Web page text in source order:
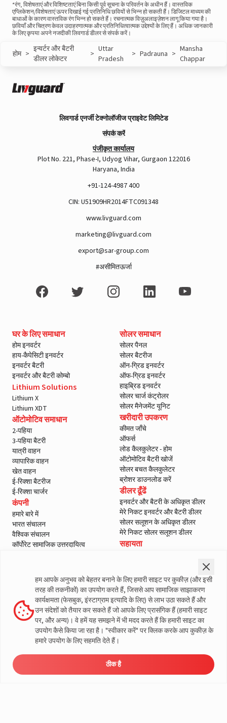
*रंग, विशेषताएं और विशिष्टताएं बिना किसी पूर्व सूचना के परिवर्तन के अधीन हैं। वास्तविक
एप्लिकेशन/विशेषताएं ऊपर दिखाई गई प्रतिनिधि छवियों से भिन्न हो सकती हैं। डिजिटल माध्यम की
बाधाओं के कारण वास्तविक रंग भिन्न हो सकते हैं। रचनात्मक विज़ुअलाइज़ेशन लागू किया गया है।
छवियाँ और चित्रण केवल उदाहरणात्मक और प्रतिनिधित्वात्मक उद्देश्यों के लिए हैं। अधिक जानकारी
के लिए कृपया अपने नजदीकी लिवगार्ड डीलर से संपर्क करें।
होम > इन्वर्टर और बैटरी
डीलर लोकेटर
> Uttar
Pradesh
> Padrauna > Mansha
Chappar
लिवगार्ड एनर्जी टेक्नोलॉजीज प्राइवेट लिमिटेड
संपर्क करें
पंजीकृत कार्यालय
Plot No. 221, Phase-I, Udyog Vihar, Gurgaon 122016
Haryana, India
+91-124-4987 400
CIN: U51909HR2014FTC091348
www.livguard.com
marketing@livguard.com
export@sar-group.com
#असीमितऊर्जा
घर के लिए समाधान
होम इनवर्टर
हाय-कैपेसिटी इनवर्टर
इनवर्टर बैटरी
इनवर्टर और बैटरी कोम्बो
Lithium Solutions
Lithium X
Lithium XDT
ऑटोमोटिव समाधान
2-पहिया
3-पहिया बैटरी
यात्री वाहन
व्यापारिक वाहन
खेत वाहन
ई-रिक्शा बैटरीज
ई-रिक्शा चार्जर
कंपनी
हमारे बारे में
भारत संचालन
वैश्विक संचालन
कॉर्पोरेट सामाजिक उत्तरदायित्व
मीडिया और गैलरी
वीडियो
सोलर समाधान
सोलर पैनल
सोलर बैटरीज
ऑन-ग्रिड इनवर्टर
ऑफ-ग्रिड इनवर्टर
हाइब्रिड इनवर्टर
सोलर चार्ज कंट्रोलर
सोलर मैनेजमेंट यूनिट
खरीदारी उपकरण
कीमत जाँचे
ऑफर्स
लोड कैलकुलेटर - होम
ऑटोमोटिव बैटरी खोजें
सोलर बचत कैलकुलेटर
ब्रोशर डाउनलोड करें
डीलर ढूँढें
इनवर्टर और बैटरी के अधिकृत डीलर
मेरे निकट इनवर्टर और बैटरी डीलर
सोलर सलूशन के अधिकृत डीलर
मेरे निकट सोलर सलूशन डीलर
सहायता
वारंटी पंजीकरण
ग्राहक नीतियां
नियम और शर्तें
सेल्स वापसी नीति
गोपनीयता नीति
लिवगार्ड के बारे में अधिक जानकारी
© लिवगार्ड 2023। सभी अधिकार सुरक्षित
हम आपके अनुभव को बेहतर बनाने के लिए हमारी साइट पर कुकीज़ (और इसी
तरह की तकनीकों) का उपयोग करते हैं, जिससे आप सामाजिक साझाकरण
कार्यक्षमता (फेसबुक, इंस्टाग्राम इत्यादि के लिए) से लाभ उठा सकते हैं और
उन संदेशों को तैयार कर सकते हैं जो आपके लिए प्रासंगिक हैं (हमारी साइट
पर, और अन्य)। वे हमें यह समझने में भी मदद करते हैं कि हमारी साइट का
उपयोग कैसे किया जा रहा है। "स्वीकार करें" पर क्लिक करके आप कुकीज़ के
हमारे उपयोग के लिए सहमति देते हैं।
ठीक है
समाधान
लोड कैलकुलेटर